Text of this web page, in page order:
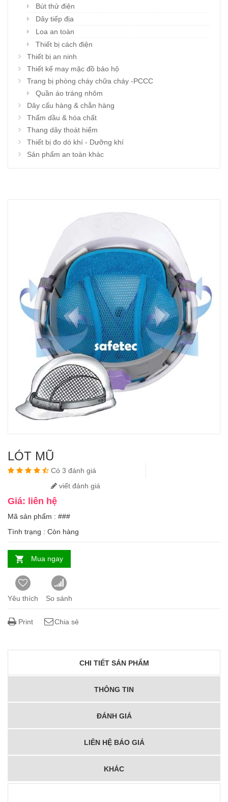
Bút thử điện
Dây tiếp địa
Loa an toàn
Thiết bị cách điện
Thiết bị an ninh
Thiết kế may mặc đồ bảo hộ
Trang bị phòng cháy chữa cháy -PCCC
Quần áo tráng nhôm
Dây cẩu hàng & chằn hàng
Thấm dầu & hóa chất
Thang dây thoát hiểm
Thiết bị đo dò khí - Dưỡng khí
Sản phẩm an toàn khác
LÓT MŨ
Có 3 đánh giá
viết đánh giá
Giá: liên hệ
Mã sản phẩm : ###
Tình trạng : Còn hàng
Mua ngay
Yêu thích So sánh
Print Chia sẻ
CHI TIẾT SẢN PHẨM
THÔNG TIN
ĐÁNH GIÁ
LIÊN HỆ BÁO GIÁ
KHÁC